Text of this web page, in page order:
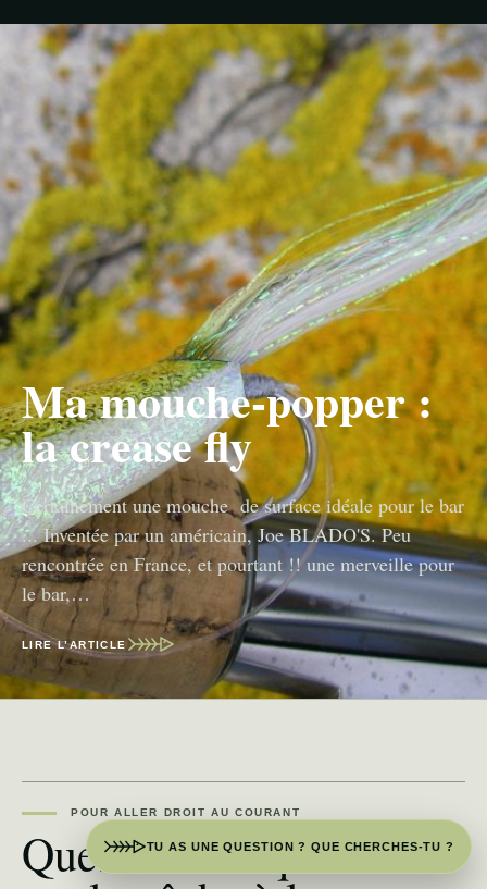
Ma mouche-popper :
la crease fly
Certainement une mouche de surface idéale pour le bar
... Inventée par un américain, Joe BLADO'S. Peu
rencontrée en France, et pourtant !! une merveille pour
le bar,…
LIRE L’ARTICLE
POUR ALLER DROIT AU COURANT
Questions fréquentes
TU AS UNE QUESTION ? QUE CHERCHES-TU ?